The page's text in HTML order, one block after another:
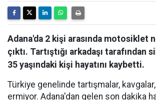
Adana'da 2 kişi arasında motosiklet
çıktı. Tartıştığı arkadaşı tarafından
35 yaşındaki kişi hayatını kaybetti.
Türkiye genelinde tartışmalar,
ermiyor. Adana'dan gelen son dakika